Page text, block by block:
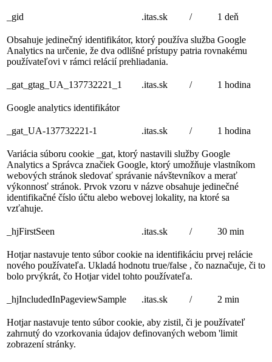
_gid .itas.sk / 1 deň
Obsahuje jedinečný identifikátor, ktorý používa služba Google
Analytics na určenie, že dva odlišné prístupy patria rovnakému
používateľovi v rámci relácií prehliadania.
_gat_gtag_UA_137732221_1 .itas.sk / 1 hodina
Google analytics identifikátor
_gat_UA-137732221-1 .itas.sk / 1 hodina
Variácia súboru cookie _gat, ktorý nastavili služby Google
Analytics a Správca značiek Google, ktorý umožňuje vlastníkom
webových stránok sledovať správanie návštevníkov a merať
výkonnosť stránok. Prvok vzoru v názve obsahuje jedinečné
identifikačné číslo účtu alebo webovej lokality, na ktoré sa
vzťahuje.
_hjFirstSeen .itas.sk / 30 min
Hotjar nastavuje tento súbor cookie na identifikáciu prvej relácie
nového používateľa. Ukladá hodnotu true/false , čo naznačuje, či to
bolo prvýkrát, čo Hotjar videl tohto používateľa.
_hjIncludedInPageviewSample .itas.sk / 2 min
Hotjar nastavuje tento súbor cookie, aby zistil, či je používateľ
zahrnutý do vzorkovania údajov definovaných webom 'limit
zobrazení stránky.